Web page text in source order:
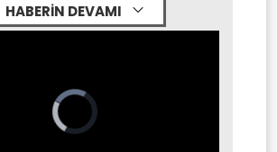
HABERİN DEVAMI
Video
Player
is
loading.